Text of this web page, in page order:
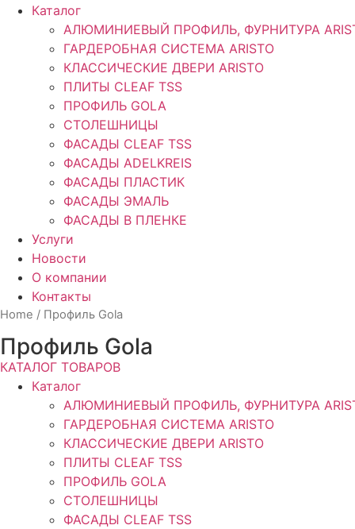
Каталог
АЛЮМИНИЕВЫЙ ПРОФИЛЬ, ФУРНИТУРА
ГАРДЕРОБНАЯ СИСТЕМА ARISTO
КЛАССИЧЕСКИЕ ДВЕРИ ARISTO
ПЛИТЫ CLEAF TSS
ПРОФИЛЬ GOLA
СТОЛЕШНИЦЫ
ФАСАДЫ CLEAF TSS
ФАСАДЫ ADELKREIS
ФАСАДЫ ПЛАСТИК
ФАСАДЫ ЭМАЛЬ
ФАСАДЫ В ПЛЕНКЕ
Услуги
Новости
О компании
Контакты
Home / Профиль Gola
Профиль Gola
КАТАЛОГ ТОВАРОВ
Каталог
АЛЮМИНИЕВЫЙ ПРОФИЛЬ, ФУРНИТУРА
ГАРДЕРОБНАЯ СИСТЕМА ARISTO
КЛАССИЧЕСКИЕ ДВЕРИ ARISTO
ПЛИТЫ CLEAF TSS
ПРОФИЛЬ GOLA
СТОЛЕШНИЦЫ
ФАСАДЫ CLEAF TSS